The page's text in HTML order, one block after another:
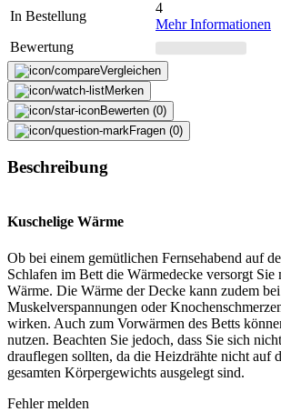
In Bestellung
4
Mehr Informationen
Bewertung
Vergleichen
Merken
Bewerten (0)
Fragen (0)
Beschreibung
Kuschelige Wärme
Ob bei einem gemütlichen Fernsehabend auf
Schlafen im Bett die Wärmedecke versorgt Sie
Wärme. Die Wärme der Decke kann zudem bei
Muskelverspannungen oder
wirken. Auch zum Vorwärmen des Betts
nutzen. Beachten Sie jedoch, dass Sie sich
drauflegen sollten, da die Heizdrähte nicht auf
gesamten Körpergewichts ausgelegt sind.
Fehler melden